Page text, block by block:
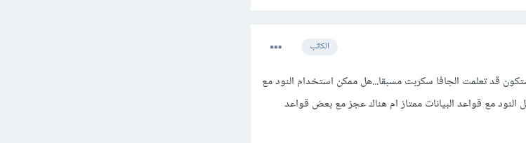
الكاتب
قد تعلمت الجافا سكربت مسبقا...هل ممكن استخدام النود مع
النود مع قواعد البيانات ممتاز ام هناك عجز مع بعض قواعد